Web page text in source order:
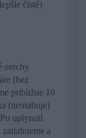
čisté)
orechy
(bez
približne 10
(neutahuje)
uplynutí
a